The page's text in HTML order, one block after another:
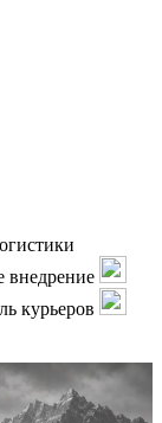
внедрение
курьеров